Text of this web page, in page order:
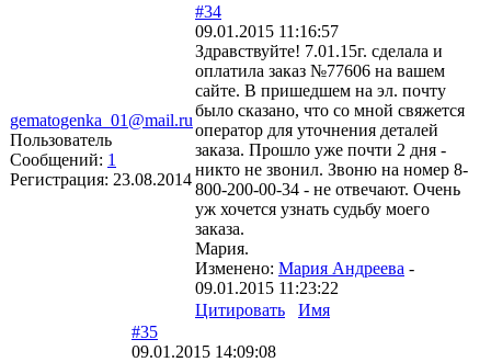
gematogenka_01@mail.ru
Пользователь
Сообщений: 1
Регистрация: 23.08.2014
#34
09.01.2015 11:16:57
Здравствуйте! 7.01.15г. сделала и
оплатила заказ №77606 на вашем
сайте. В пришедшем на эл. почту
было сказано, что со мной свяжется
оператор для уточнения деталей
заказа. Прошло уже почти 2 дня -
никто не звонил. Звоню на номер 8-
800-200-00-34 - не отвечают. Очень
уж хочется узнать судьбу моего
заказа.
Мария.
Изменено: Мария Андреева -
09.01.2015 11:23:22
Цитировать
Имя
#35
09.01.2015 14:09:08